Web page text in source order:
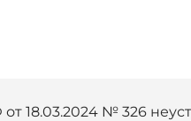
18.03.2024 № 326